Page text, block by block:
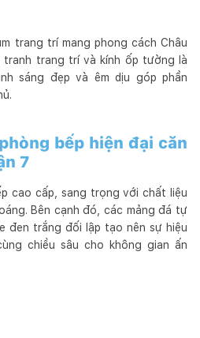
trang trí mang phong cách Châu
tranh trang trí và kính ốp tường là
sáng đẹp và êm dịu góp phần
bếp hiện đại căn
7
cao cấp, sang trọng với chất liệu
Bên cạnh đó, các mảng đá tự
đen trắng đối lập tạo nên sự hiệu
chiều sâu cho không gian ấn